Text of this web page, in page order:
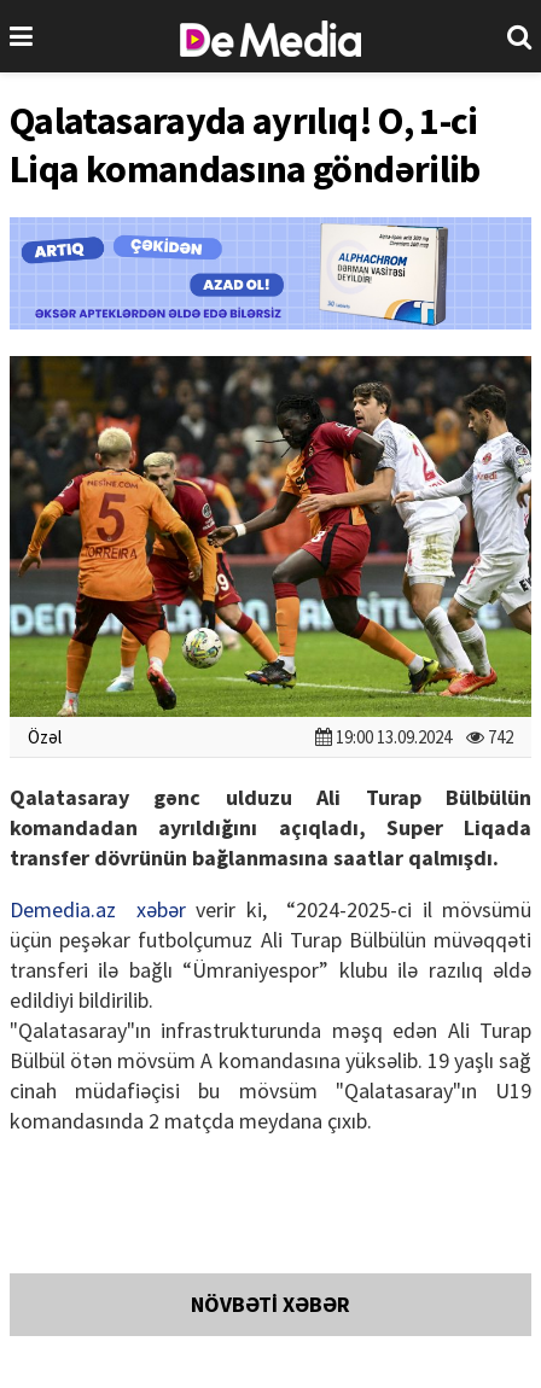
Qalatasarayda ayrılıq! O, 1-ci
Liqa komandasına göndərilib
Özəl 19:00 13.09.2024 742
Qalatasaray gənc ulduzu Ali Turap Bülbülün
komandadan ayrıldığını açıqladı, Super Liqada
transfer dövrünün bağlanmasına saatlar qalmışdı.
Demedia.az
xəbərverir ki, “2024-2025-ci il mövsümü
üçün peşəkar futbolçumuz Ali Turap Bülbülün müvəqqəti
transferi ilə bağlı “Ümraniyespor” klubu ilə razılıq əldə
edildiyi bildirilib.
"Qalatasaray"ın infrastrukturunda məşq edən Ali Turap
Bülbül ötən mövsüm A komandasına yüksəlib. 19 yaşlı sağ
cinah müdafiəçisi bu mövsüm "Qalatasaray"ın U19
komandasında 2 matçda meydana çıxıb.
NÖVBƏTİ XƏBƏR